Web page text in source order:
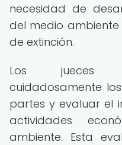
necesidad de
del medio
de extinción.
Los jueces
cuidadosamente
partes y evaluar el
actividades
ambiente. Esta